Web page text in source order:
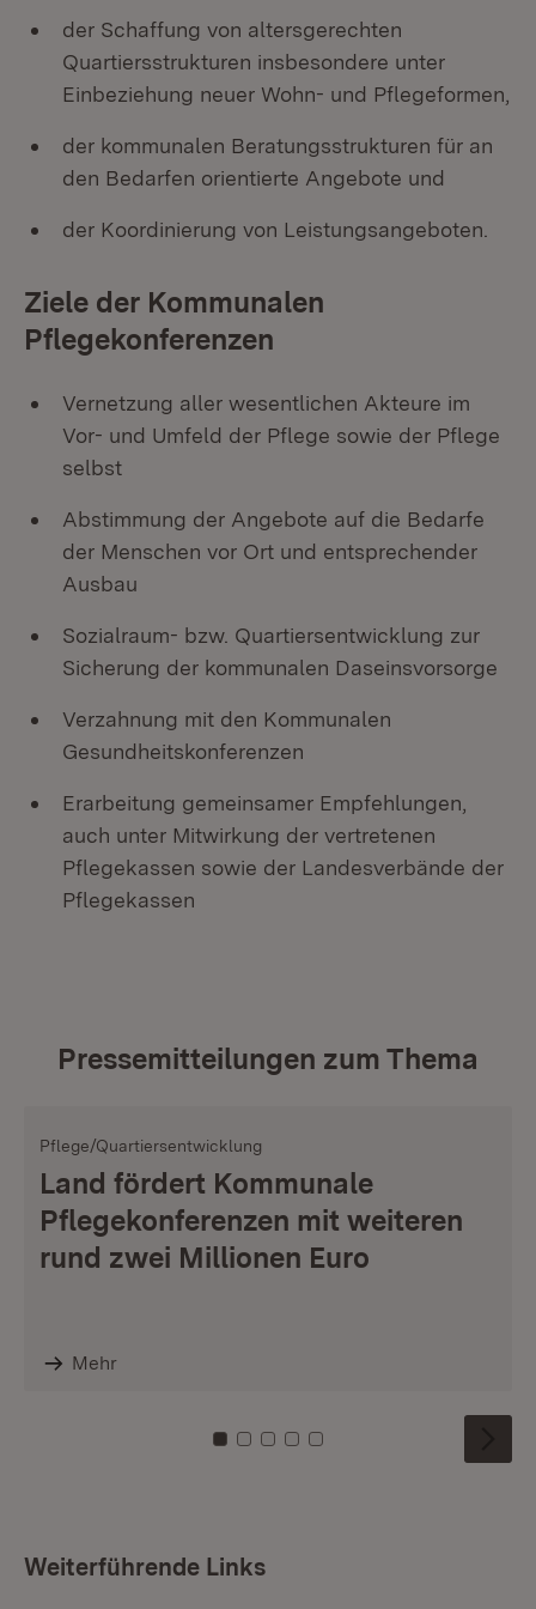
der Schaffung von altersgerechten
Quartiersstrukturen insbesondere unter
Einbeziehung neuer Wohn- und Pflegeformen,
der kommunalen Beratungsstrukturen für an
den Bedarfen orientierte Angebote und
der Koordinierung von Leistungsangeboten.
Ziele der Kommunalen
Pflegekonferenzen
Vernetzung aller wesentlichen Akteure im
Vor- und Umfeld der Pflege sowie der Pflege
selbst
Abstimmung der Angebote auf die Bedarfe
der Menschen vor Ort und entsprechender
Ausbau
Sozialraum- bzw. Quartiersentwicklung zur
Sicherung der kommunalen Daseinsvorsorge
Verzahnung mit den Kommunalen
Gesundheitskonferenzen
Erarbeitung gemeinsamer Empfehlungen,
auch unter Mitwirkung der vertretenen
Pflegekassen sowie der Landesverbände der
Pflegekassen
Pressemitteilungen zum Thema
Pflege/Quartiersentwicklung
Land fördert Kommunale
Pflegekonferenzen mit weiteren
rund zwei Millionen Euro
Mehr
Zu Kachel: 0
Zu Kachel: 1
Zu Kachel: 2
Zu Kachel: 3
Zu Kachel: 4
Weiterführende Links